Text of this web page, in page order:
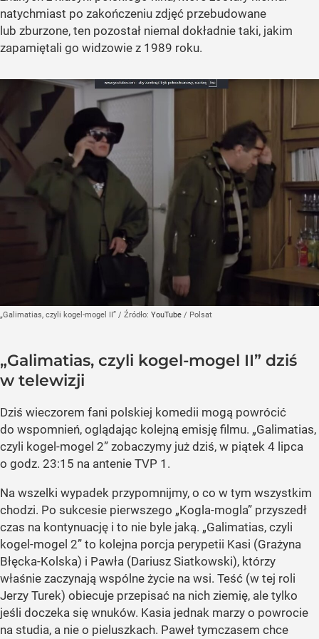
natychmiast po zakończeniu zdjęć przebudowane
lub zburzone, ten pozostał niemal dokładnie taki, jakim
zapamiętali go widzowie z 1989 roku.
„Galimatias, czyli kogel-mogel II” / Źródło: YouTube / Polsat
„Galimatias, czyli kogel-mogel II” dziś
w telewizji
Dziś wieczorem fani polskiej komedii mogą powrócić
do wspomnień, oglądając kolejną emisję filmu. „Galimatias,
czyli kogel-mogel 2” zobaczymy już dziś, w piątek 4 lipca
o godz. 23:15 na antenie TVP 1.
Na wszelki wypadek przypomnijmy, o co w tym wszystkim
chodzi. Po sukcesie pierwszego „Kogla-mogla” przyszedł
czas na kontynuację i to nie byle jaką. „Galimatias, czyli
kogel-mogel 2” to kolejna porcja perypetii Kasi (Grażyna
Błęcka-Kolska) i Pawła (Dariusz Siatkowski), którzy
właśnie zaczynają wspólne życie na wsi. Teść (w tej roli
Jerzy Turek) obiecuje przepisać na nich ziemię, ale tylko
jeśli doczeka się wnuków. Kasia jednak marzy o powrocie
na studia, a nie o pieluszkach. Paweł tymczasem chce